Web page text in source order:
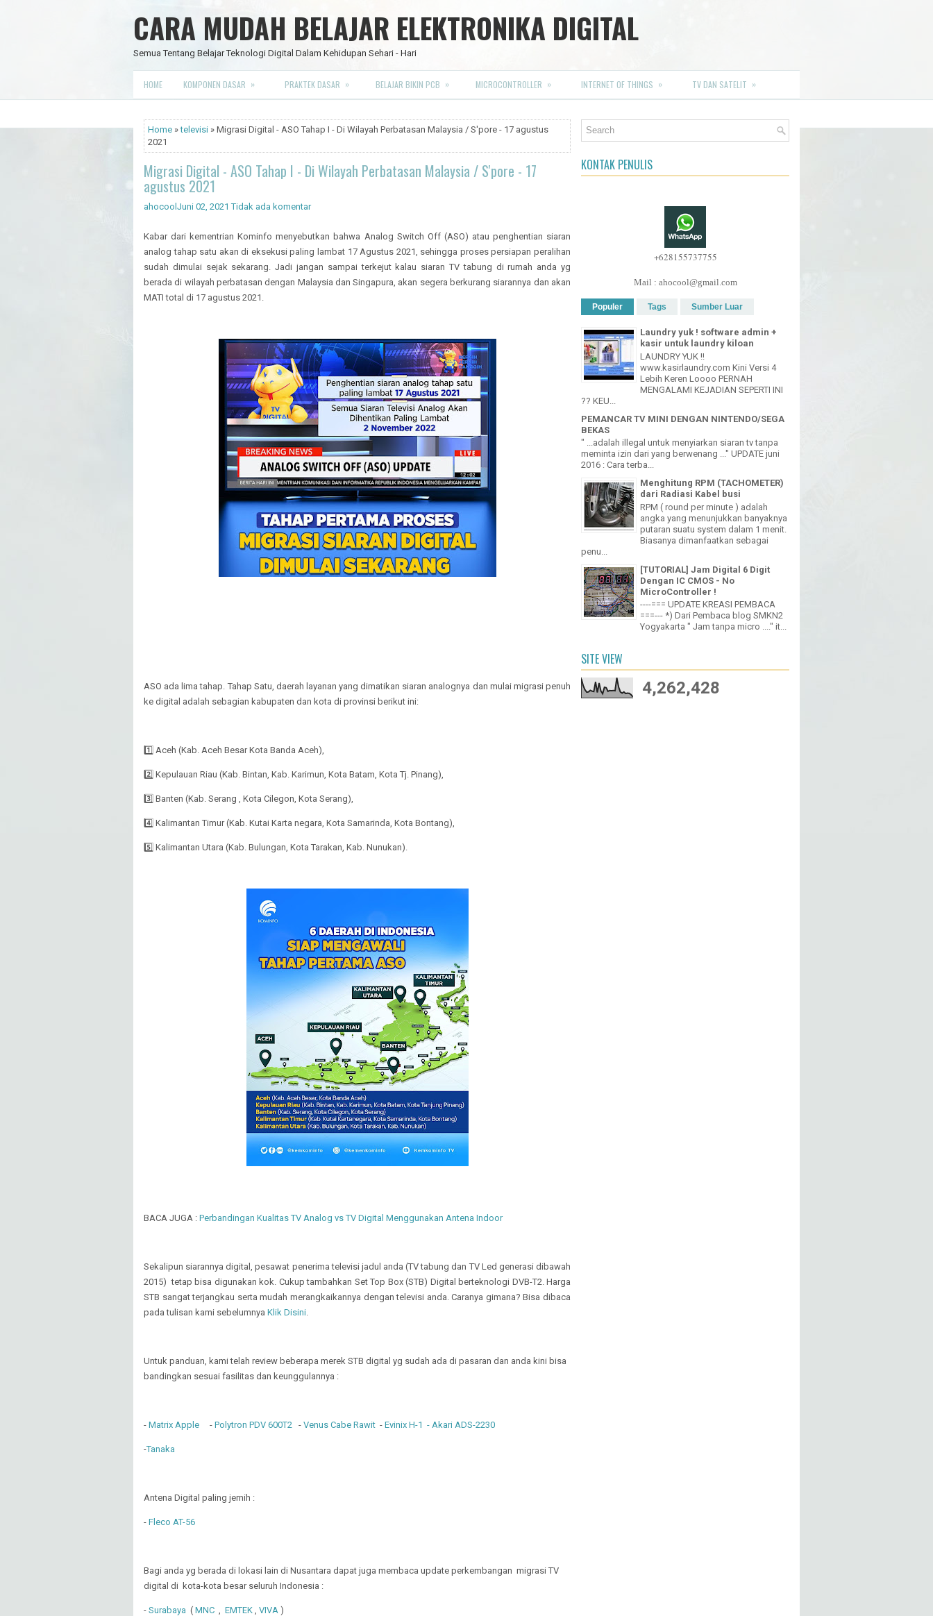
CARA MUDAH BELAJAR ELEKTRONIKA DIGITAL
Semua Tentang Belajar Teknologi Digital Dalam Kehidupan Sehari - Hari
HOME KOMPONEN DASAR » PRAKTEK DASAR » BELAJAR BIKIN PCB » MICROCONTROLLER » INTERNET OF THINGS » TV DAN SATELIT »
Home »televisi » Migrasi Digital - ASO Tahap I - Di Wilayah Perbatasan Malaysia / S'pore - 17 agustus
2021
Migrasi Digital - ASO Tahap I - Di Wilayah Perbatasan Malaysia / S'pore - 17
agustus 2021
ahocool Juni 02, 2021 Tidak ada komentar
Kabar dari kementrian Kominfo menyebutkan bahwa Analog Switch Off (ASO) atau penghentian siaran
analog tahap satu akan di eksekusi paling lambat 17 Agustus 2021, sehingga proses persiapan peralihan
sudah dimulai sejak sekarang. Jadi jangan sampai terkejut kalau siaran TV tabung di rumah anda yg
berada di wilayah perbatasan dengan Malaysia dan Singapura, akan segera berkurang siarannya dan akan
MATI total di 17 agustus 2021.
ASO ada lima tahap. Tahap Satu, daerah layanan yang dimatikan siaran analognya dan mulai migrasi penuh
ke digital adalah sebagian kabupaten dan kota di provinsi berikut ini:
1️⃣ Aceh (Kab. Aceh Besar Kota Banda Aceh),
2️⃣ Kepulauan Riau (Kab. Bintan, Kab. Karimun, Kota Batam, Kota Tj. Pinang),
3️⃣ Banten (Kab. Serang , Kota Cilegon, Kota Serang),
4️⃣ Kalimantan Timur (Kab. Kutai Karta negara, Kota Samarinda, Kota Bontang),
5️⃣ Kalimantan Utara (Kab. Bulungan, Kota Tarakan, Kab. Nunukan).
BACA JUGA : Perbandingan Kualitas TV Analog vs TV Digital Menggunakan Antena Indoor
Sekalipun siarannya digital, pesawat penerima televisi jadul anda (TV tabung dan TV Led generasi dibawah
2015) tetap bisa digunakan kok. Cukup tambahkan Set Top Box (STB) Digital berteknologi DVB-T2. Harga
STB sangat terjangkau serta mudah merangkaikannya dengan televisi anda. Caranya gimana? Bisa dibaca
pada tulisan kami sebelumnya Klik Disini.
Untuk panduan, kami telah review beberapa merek STB digital yg sudah ada di pasaran dan anda kini bisa
bandingkan sesuai fasilitas dan keunggulannya :
- Matrix Apple - Polytron PDV 600T2 - Venus Cabe Rawit - Evinix H-1 - Akari ADS-2230
-Tanaka
Antena Digital paling jernih :
- Fleco AT-56
Bagi anda yg berada di lokasi lain di Nusantara dapat juga membaca update perkembangan migrasi TV
digital di kota-kota besar seluruh Indonesia :
- Surabaya ( MNC , EMTEK , VIVA )
KONTAK PENULIS
+628155737755
Mail : ahocool@gmail.com
Populer Tags Sumber Luar
Laundry yuk ! software admin +
kasir untuk laundry kiloan
LAUNDRY YUK !!
www.kasirlaundry.com Kini Versi 4
Lebih Keren Loooo PERNAH
MENGALAMI KEJADIAN SEPERTI INI
?? KEU...
PEMANCAR TV MINI DENGAN NINTENDO/SEGA
BEKAS
" ...adalah illegal untuk menyiarkan siaran tv tanpa
meminta izin dari yang berwenang ..." UPDATE juni
2016 : Cara terba...
Menghitung RPM (TACHOMETER)
dari Radiasi Kabel busi
RPM ( round per minute ) adalah
angka yang menunjukkan banyaknya
putaran suatu system dalam 1 menit.
Biasanya dimanfaatkan sebagai
penu...
[TUTORIAL] Jam Digital 6 Digit
Dengan IC CMOS - No
MicroController !
----=== UPDATE KREASI PEMBACA
===--- *) Dari Pembaca blog SMKN2
Yogyakarta " Jam tanpa micro ...." it...
SITE VIEW
4,262,428